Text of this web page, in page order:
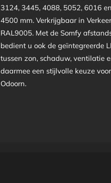
3124, 3445, 4088, 5052, 6016
4500 mm. Verkrijgbaar in
RAL9005. Met de Somfy
bedient u ook de geïntegreerde
tussen zon, schaduw, ventilatie
daarmee een stijlvolle keuze
Odoorn.